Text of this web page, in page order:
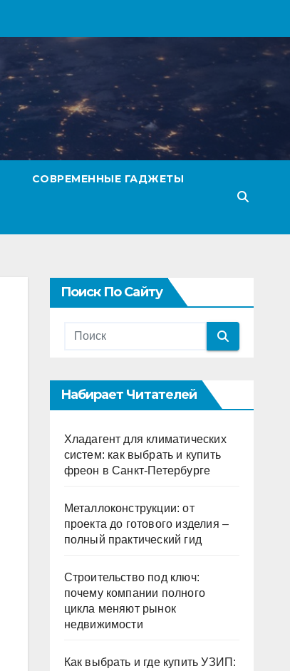
СОВРЕМЕННЫЕ ГАДЖЕТЫ
Поиск По Сайту
Набирает Читателей
Хладагент для климатических
систем: как выбрать и купить
фреон в Санкт-Петербурге
Металлоконструкции: от
проекта до готового изделия –
полный практический гид
Строительство под ключ:
почему компании полного
цикла меняют рынок
недвижимости
Как выбрать и где купить УЗИП: